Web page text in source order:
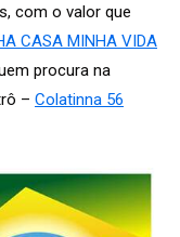
com o valor que
CASA MINHA VIDA
procura na
– Colatinna 56